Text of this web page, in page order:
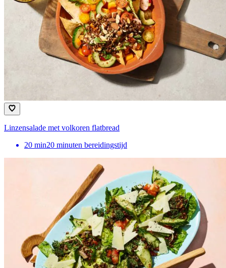
Linzensalade met volkoren flatbread
20 min20 minuten bereidingstijd